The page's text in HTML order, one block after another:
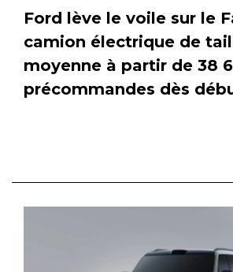
Ford lève le voile sur le
camion électrique de
moyenne à partir de 38
précommandes dès